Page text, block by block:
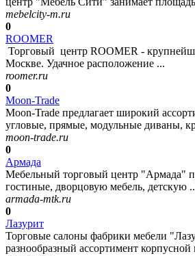
mebelcity-m.ru
0
ROOMER
Торговый центр ROOMER -
Москве. Удачное расположение ...
roomer.ru
0
Moon-Trade
Moon-Trade предлагает широкий
угловые, прямые, модульные диваны,
moon-trade.ru
0
Армада
Мебельный торговый центр "Армада"
гостиные, дворцовую мебель, детскую
armada-mtk.ru
0
Лазурит
Торговые салоны фабрики мебели
разнообразный ассортимент корпусной